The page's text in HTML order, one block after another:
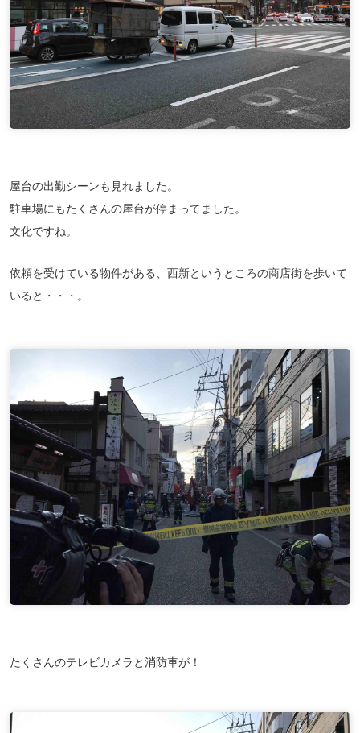
屋台の出勤シーンも見れました。
駐車場にもたくさんの屋台が停まってました。
文化ですね。
依頼を受けている物件がある、西新というところの商店街を歩いて
いると・・・。
たくさんのテレビカメラと消防車が！